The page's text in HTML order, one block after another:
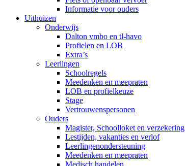
Informatie voor ouders
Uithuizen
Onderwijs
Dalton vmbo en tl-havo
Profielen en LOB
Extra’s
Leerlingen
Schoolregels
Meedenken en meepraten
LOB en profielkeuze
Stage
Vertrouwenspersonen
Ouders
Magister, Schoolloket en verzekering
Lestijden, vakanties en verlof
Leerlingenondersteuning
Meedenken en meepraten
Medisch handelen